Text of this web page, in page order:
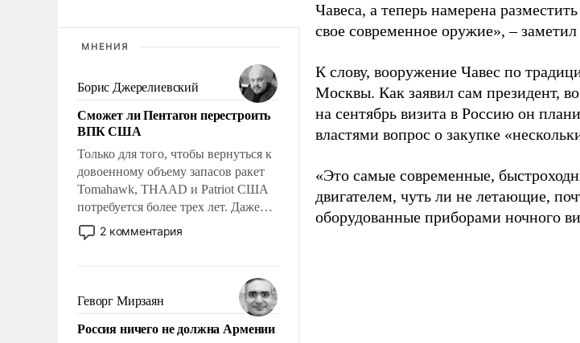
МНЕНИЯ
Борис Джерелиевский
Сможет ли Пентагон перестроить
ВПК США
Только для того, чтобы вернуться к
довоенному объему запасов ракет
Tomahawk, THAAD и Patriot США
потребуется более трех лет. Даже
небольшая война с Ираном
опустошила американские
уязвимости США, например, перед
Китаем.
2 комментария
Геворг Мирзаян
Россия ничего не должна Армении
Чавеса, а теперь намерена
свое современное оружие», –
К слову, вооружение Чавес по
Москвы. Как заявил сам президент,
на сентябрь визита в Россию он
властями вопрос о закупке
«Это самые современные,
двигателем, чуть ли не летающие,
оборудованные приборами ночного